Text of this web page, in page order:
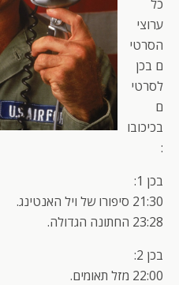
כל
ערוצי
הסרטי
ם בכן
לסרטי
ם
בכיכובו
:
בכן 1:
21:30 סיפורו של ויל האנטינג.
23:28 החתונה הגדולה.
בכן 2:
22:00 מזל תאומים.